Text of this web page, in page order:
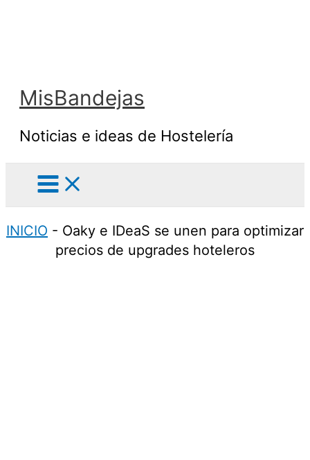
MisBandejas
Noticias e ideas de Hostelería
INICIO - Oaky e IDeaS se unen para optimizar
precios de upgrades hoteleros